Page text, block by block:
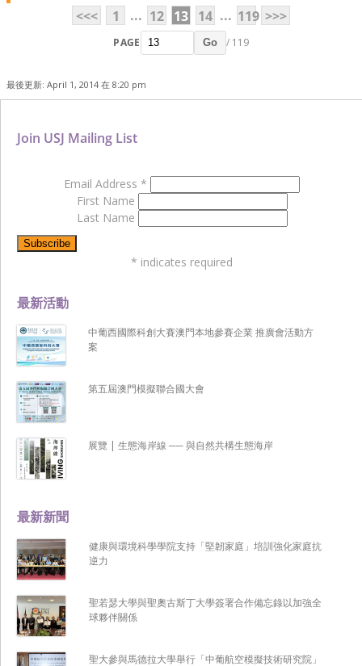
<<<
1 ... 12 13 14 ... 119 >>>
PAGE Go / 119
最後更新: April 1, 2014 在 8:20 pm
最新新聞
健康與環境科學學院支持「堅韌家庭」培訓強化家庭抗
逆力
聖若瑟大學與聖奧古斯丁大學簽署合作備忘錄以加強全
球夥伴關係
聖大參與馬德拉大學舉行「中葡航空模擬技術研究院」
最新活動
中葡西國際科創大賽澳門本地參賽企業 推廣會活動方
案
第五屆澳門模擬聯合國大會
展覽 | 生態海岸線 ── 與自然共構生態海岸
Join USJ Mailing List
Email Address *
First Name
Last Name
* indicates required